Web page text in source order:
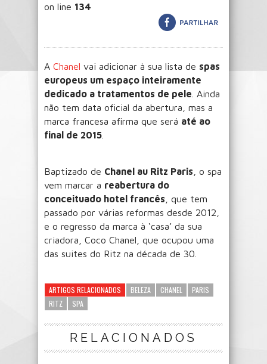
on line 134
A Chanel vai adicionar à sua lista de spas
europeus um espaço inteiramente
dedicado a tratamentos de pele . Ainda
não tem data oficial da abertura, mas a
marca francesa afirma que será até ao
final de 2015
Baptizado de Chanel au Ritz Paris , o spa
vem marcar a reabertura do
conceituado hotel francês , que tem
passado por várias reformas desde 2012,
e o regresso da marca à ‘casa’ da sua
criadora, Coco Chanel, que ocupou uma
das suites do Ritz na década de 30.
ARTIGOS RELACIONADOS BELEZA CHANEL
PARIS
RITZ
SPA
RELACIONADOS